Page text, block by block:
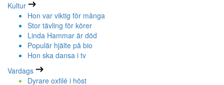
Kultur
Hon var viktig för många
Stor tävling för körer
Linda Hammar är död
Populär hjälte på bio
Hon ska dansa i tv
Vardags
Dyrare oxfilé i höst